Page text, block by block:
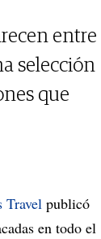
entre
selección
que
Travel publicó
en todo el